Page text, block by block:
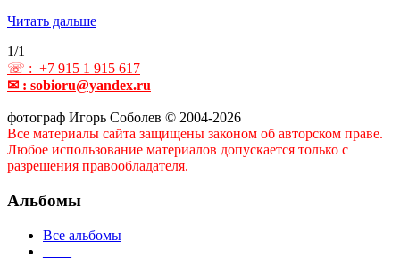
Читать дальше
1/1
☏ : +7 915 1 915 617
✉ : sobioru@yandex.ru
фотограф Игорь Соболев © 2004-2026
Все материалы сайта защищены законом об авторском праве.
Любое использование материалов допускается только с
разрешения правообладателя.
Альбомы
Все альбомы